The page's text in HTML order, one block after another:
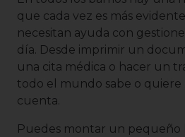
que cada vez es más
necesitan ayuda con
día. Desde imprimir un
una cita médica o hacer un
todo el mundo sabe o quiere
cuenta.
Puedes montar un pequeño